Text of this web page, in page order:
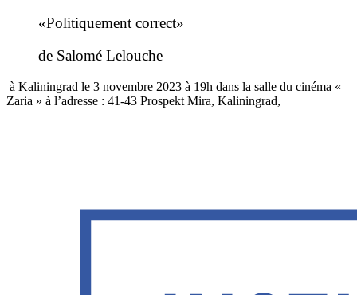
«Politiquement correct»
de Salomé Lelouche
à Kaliningrad le 3 novembre 2023 à 19h dans la salle du cinéma «
Zaria » à l’adresse : 41-43 Prospekt Mira, Kaliningrad,